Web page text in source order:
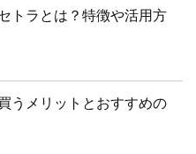
トラとは？特徴や活用方
うメリットとおすすめの